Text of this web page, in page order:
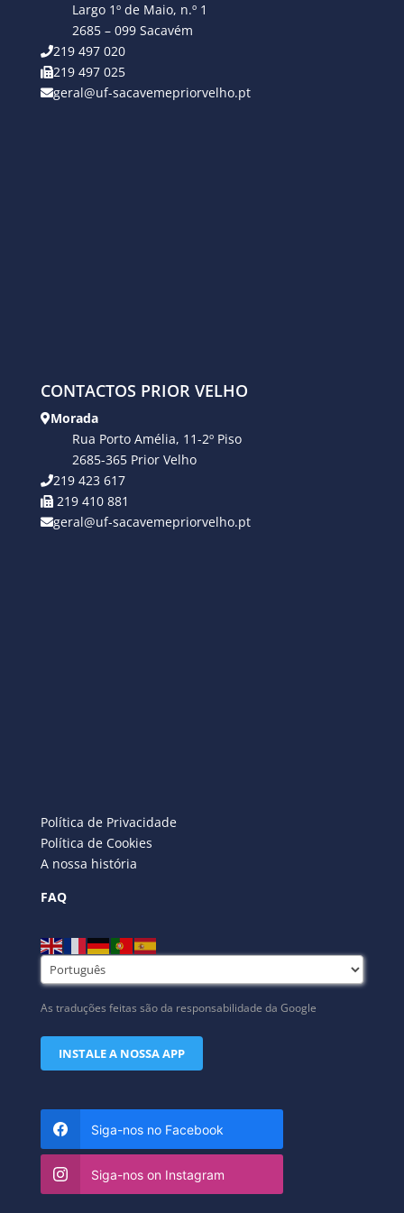
Largo 1º de Maio, n.º 1
2685 – 099 Sacavém
219 497 020
219 497 025
geral@uf-sacavemepriorvelho.pt
CONTACTOS PRIOR VELHO
Morada
Rua Porto Amélia, 11-2º Piso
2685-365 Prior Velho
219 423 617
219 410 881
geral@uf-sacavemepriorvelho.pt
Política de Privacidade
Política de Cookies
A nossa história
FAQ
As traduções feitas são da responsabilidade da Google
INSTALE A NOSSA APP
Siga-nos no Facebook
Siga-nos on Instagram